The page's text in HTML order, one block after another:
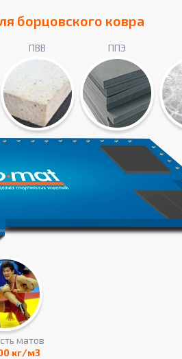
борцовского ковра
ПВВ ППЭ
матов
кг/м3